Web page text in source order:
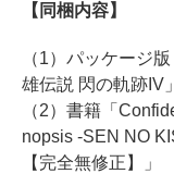
【同梱内容】
（1）パッケージ
雄伝説 閃の軌跡IV」
（2）書籍「
nopsis -SEN NO
【完全無修正】」